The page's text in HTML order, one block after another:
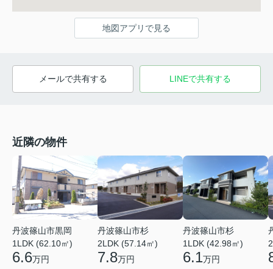
地図アプリで見る
メールで共有する LINEで共有する
近隣の物件
丹波篠山市黒岡
1LDK (62.10㎡)
6.6万円
丹波篠山市杉
2LDK (57.14㎡)
7.8万円
丹波篠山市杉
1LDK (42.98㎡)
6.1万円